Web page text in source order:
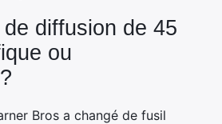
diffusion de 45
ou
Bros a changé de fusil